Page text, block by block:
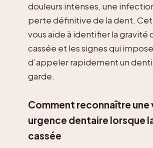
douleurs intenses, une
perte définitive de la dent.
vous aide à identifier la gravité
cassée et les signes qui
d’appeler rapidement un
garde.
Comment reconnaître une
urgence dentaire lorsque
cassée